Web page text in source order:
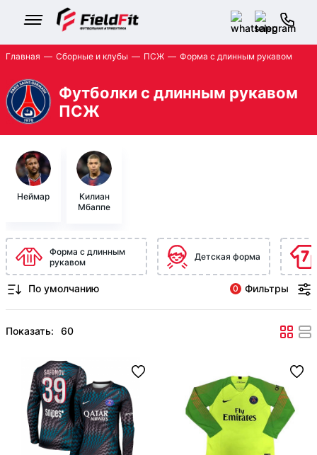
Главная Сборные и клубы ПСЖ Форма с длинным рукавом
Футболки с длинным рукавом
ПСЖ
Неймар
Килиан
Мбаппе
Форма с длинным
рукавом
Детская форма
0 Фильтры
Показать: